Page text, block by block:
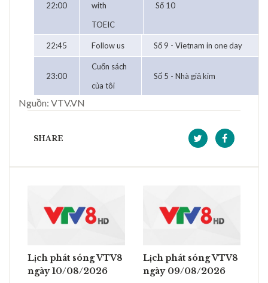
22:00
with
TOEIC
Số 10
22:45 Follow us Số 9 - Vietnam in one day
23:00
Cuốn sách
của tôi
Số 5 - Nhà giả kim
Nguồn: VTV.VN
SHARE
Lịch phát sóng VTV8
ngày 10/08/2026
Lịch phát sóng VTV8
ngày 09/08/2026